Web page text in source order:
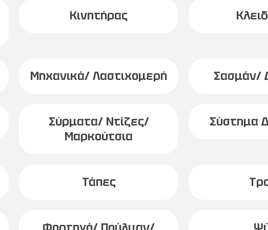
Κινητήρας
Μηχανικά/ Λαστιχομερή Σασμάν/
Σύρματα/ Ντίζες/
Μαρκούτσια
Σύστημα
Τάπες